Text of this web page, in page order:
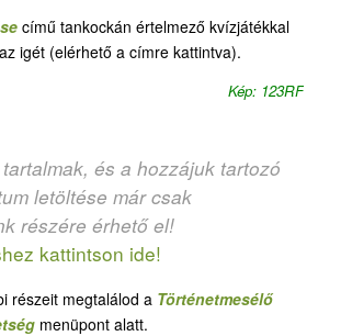
című tankockán értelmező kvízjátékkal
igét (elérhető a címre kattintva).
Kép: 123RF
és a hozzájuk tartozó
letöltése már csak
részére érhető el!
kattintson ide!
részeit megtalálod a Történetmesélő
menüpont alatt.